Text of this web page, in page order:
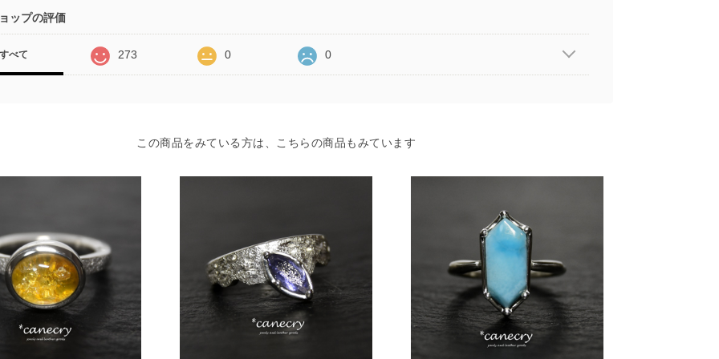
ップの評価
べて 273 0 0
この商品をみている方は、こちらの商品もみています